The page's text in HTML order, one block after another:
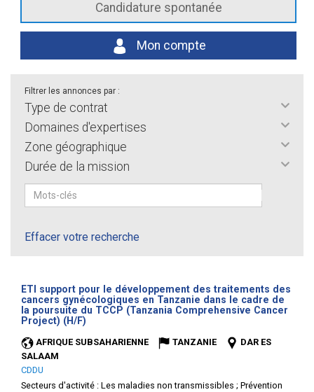
Candidature spontanée
Mon compte
Filtrer les annonces par :
Type de contrat
Domaines d'expertises
Zone géographique
Durée de la mission
Effacer votre recherche
ETI support pour le développement des traitements des
cancers gynécologiques en Tanzanie dans le cadre de
la poursuite du TCCP (Tanzania Comprehensive Cancer
Project) (H/F)
AFRIQUE SUBSAHARIENNE TANZANIE
DAR ES
SALAAM
CDDU
Secteurs d'activité : Les maladies non transmissibles ; Prévention